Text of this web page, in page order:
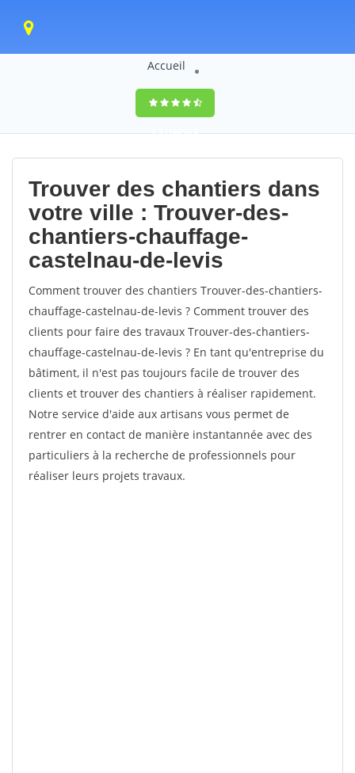
Accueil
9,5(100%)0
votes
Trouver des chantiers dans
votre ville : Trouver-des-
chantiers-chauffage-
castelnau-de-levis
Comment trouver des chantiers Trouver-des-chantiers-
chauffage-castelnau-de-levis ? Comment trouver des
clients pour faire des travaux Trouver-des-chantiers-
chauffage-castelnau-de-levis ? En tant qu'entreprise du
bâtiment, il n'est pas toujours facile de trouver des
clients et trouver des chantiers à réaliser rapidement.
Notre service d'aide aux artisans vous permet de
rentrer en contact de manière instantannée avec des
particuliers à la recherche de professionnels pour
réaliser leurs projets travaux.